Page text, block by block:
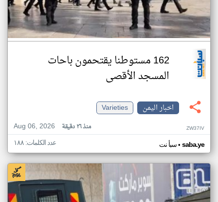
162 مستوطنا يقتحمون باحات
المسجد الأقصى
اخبار اليمن
Varieties
Aug 06, 2026
منذ ٢٦ دقيقة ZW37IV
سبأ نت• saba.ye عدد الكلمات: ١٨٨